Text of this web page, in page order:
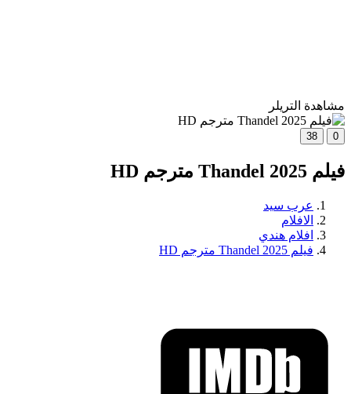
مشاهدة التريلر
0
38
فيلم Thandel 2025 مترجم HD
عرب سيد
الافلام
افلام هندي
فيلم Thandel 2025 مترجم HD